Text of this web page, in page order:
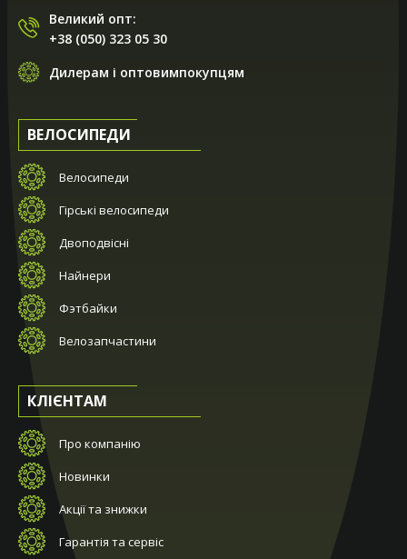
Великий опт:
+38 (050) 323 05 30
Дилерам і оптовимпокупцям
ВЕЛОСИПЕДИ
Велосипеди
Гірські велосипеди
Двоподвісні
Найнери
Фэтбайки
Велозапчастини
КЛІЄНТАМ
Про компанію
Новинки
Акції та знижки
Гарантія та сервіс